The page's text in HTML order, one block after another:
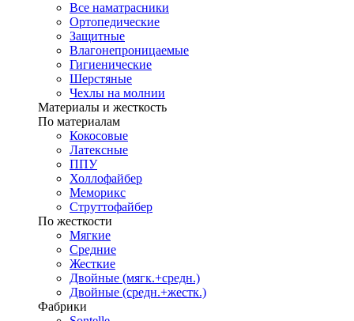
Все наматрасники
Ортопедические
Защитные
Влагонепроницаемые
Гигиенические
Шерстяные
Чехлы на молнии
Материалы и жесткость
По материалам
Кокосовые
Латексные
ППУ
Холлофайбер
Меморикс
Струттофайбер
По жесткости
Мягкие
Средние
Жесткие
Двойные (мягк.+средн.)
Двойные (средн.+жестк.)
Фабрики